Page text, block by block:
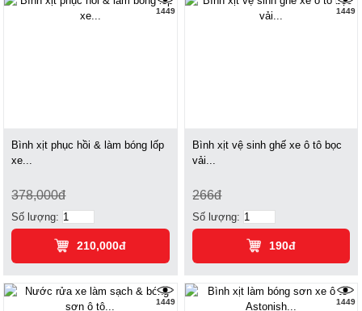
1449
Bình xịt phục hồi & làm bóng lốp
xe...
378,000đ
Số lượng:
210,000đ
1449
Bình xịt vệ sinh ghế xe ô tô bọc
vải...
266đ
Số lượng:
190đ
1449 1449